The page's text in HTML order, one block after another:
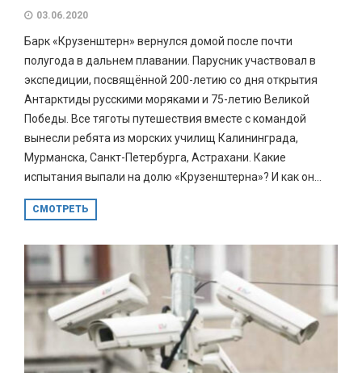
03.06.2020
Барк «Крузенштерн» вернулся домой после почти
полугода в дальнем плавании. Парусник участвовал в
экспедиции, посвящённой 200-летию со дня открытия
Антарктиды русскими моряками и 75-летию Великой
Победы. Все тяготы путешествия вместе с командой
вынесли ребята из морских училищ Калининграда,
Мурманска, Санкт-Петербурга, Астрахани. Какие
испытания выпали на долю «Крузенштерна»? И как он...
СМОТРЕТЬ